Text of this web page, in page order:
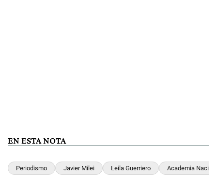
EN ESTA NOTA
Periodismo Javier Milei Leila Guerriero Academia